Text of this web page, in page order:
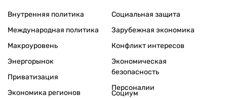
Внутренняя политика
Международная политика
Макроуровень
Энергорынок
Приватизация
Экономика регионов
Социальная защита
Зарубежная экономика
Конфликт интересов
Экономическая
безопасность
Персоналии
Социум